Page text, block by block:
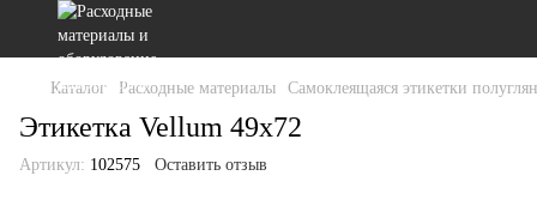
Каталог Расходные материалы Самоклеящаяся этикетки
Этикетка Vellum 49x72
Артикул: 102575 Оставить отзыв